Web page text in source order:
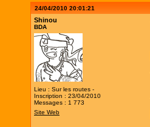
24/04/2010 20:01:21
Shinou
BDA
Lieu : Sur les routes -
Inscription : 23/04/2010
Messages : 1 773
Site Web